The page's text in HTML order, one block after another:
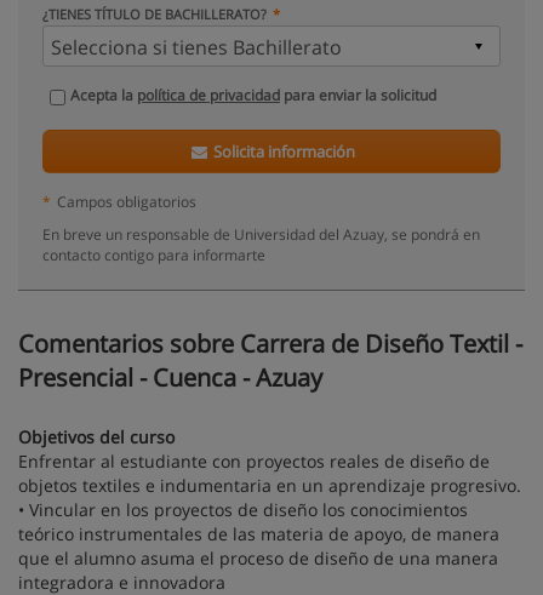
¿TIENES TÍTULO DE BACHILLERATO?
Acepta la política de privacidad para enviar la solicitud
Solicita información
* Campos obligatorios
En breve un responsable de Universidad del Azuay, se pondrá en
contacto contigo para informarte
Comentarios sobre Carrera de Diseño Textil -
Presencial - Cuenca - Azuay
Objetivos del curso
Enfrentar al estudiante con proyectos reales de diseño de
objetos textiles e indumentaria en un aprendizaje progresivo.
• Vincular en los proyectos de diseño los conocimientos
teórico instrumentales de las materia de apoyo, de manera
que el alumno asuma el proceso de diseño de una manera
integradora e innovadora